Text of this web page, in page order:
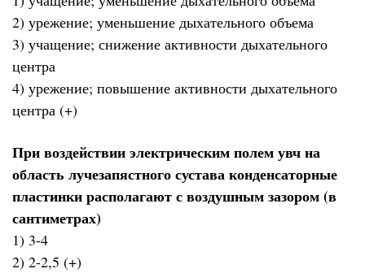
2) урежение; уменьшение дыхательного объема
3) учащение; снижение активности дыхательного
центра
4) урежение; повышение активности дыхательного
центра (+)
При воздействии электрическим полем увч на
область лучезапястного сустава конденсаторные
пластинки располагают с воздушным зазором (в
сантиметрах)
1) 3-4
2) 2-2,5 (+)